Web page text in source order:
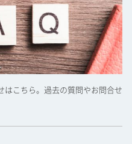
はこちら。過去の質問やお問合せ